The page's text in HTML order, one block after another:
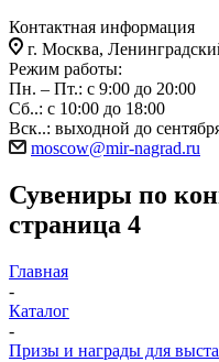
Контактная информация
г. Москва,
Режим работы:
Пн. – Пт.: с 9:00 до 20:00
Сб..: с 10:00 до 18:00
Вск..: выходной до
moscow@mir-nagrad.ru
Сувениры по
страница 4
Главная
-
Каталог
-
Призы и награды для